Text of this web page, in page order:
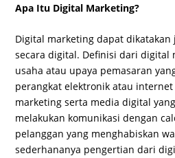
Apa Itu Digital Marketing?
Digital marketing dapat dikatakan
secara digital. Definisi dari digital
usaha atau upaya pemasaran
perangkat elektronik atau
marketing serta media digital
melakukan komunikasi dengan
pelanggan yang menghabiskan
sederhananya pengertian dari